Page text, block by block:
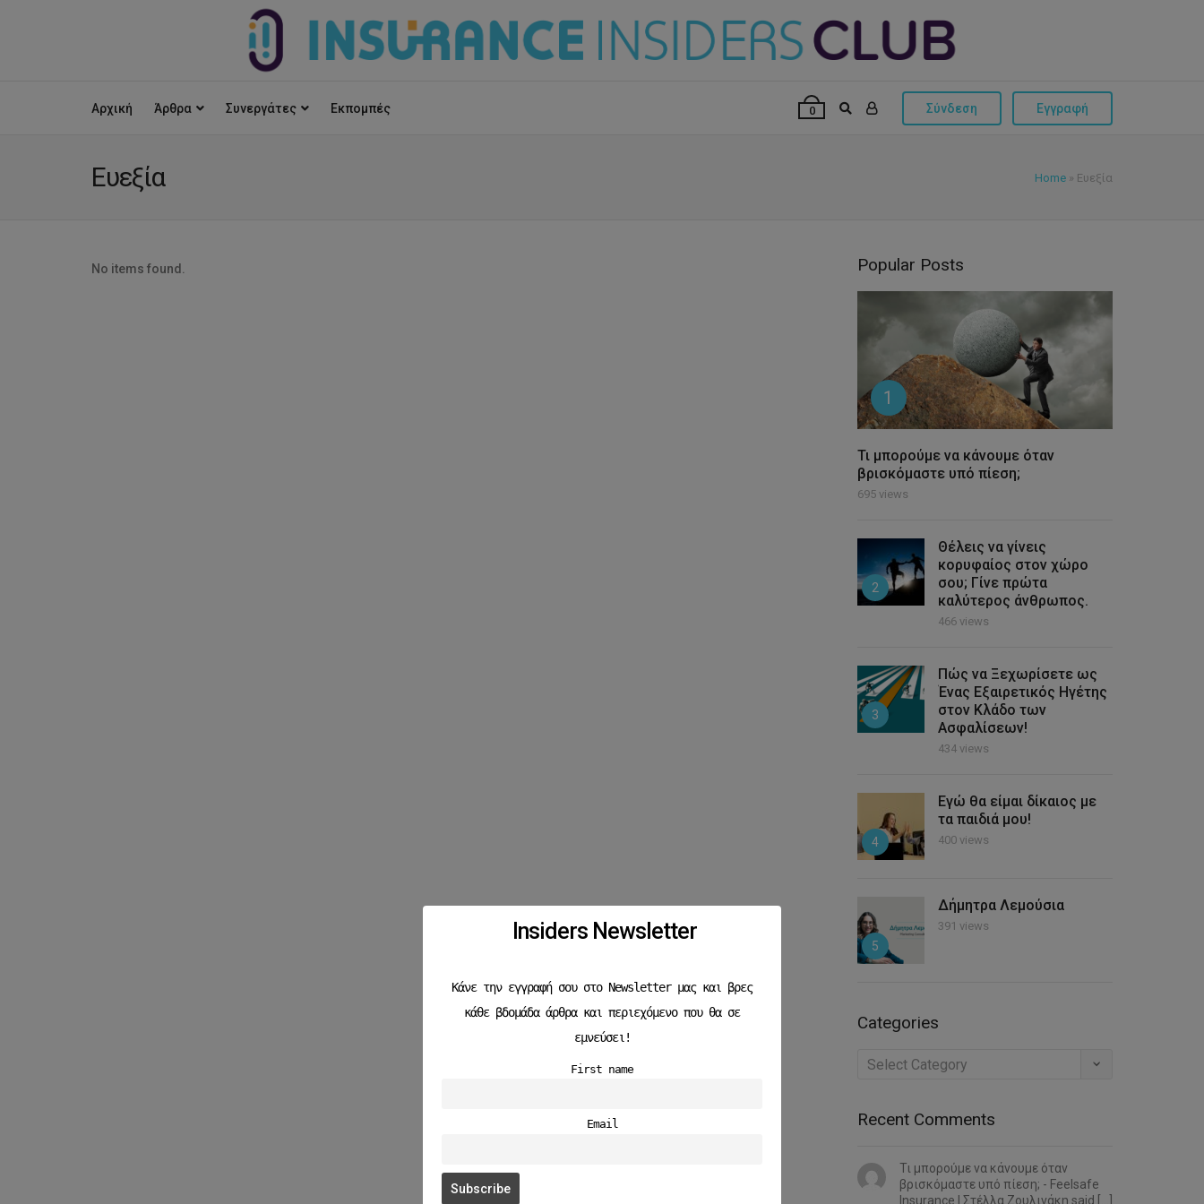
Αρχική Άρθρα Συνεργάτες Εκπομπές 0 Σύνδεση Εγγραφή
Home » Ευεξία
Ευεξία
No items found. Popular Posts
1
Τι μπορούμε να κάνουμε όταν
βρισκόμαστε υπό πίεση;
695 views
2
Θέλεις να γίνεις
κορυφαίος στον χώρο
σου; Γίνε πρώτα
καλύτερος άνθρωπος.
466 views
3
Πώς να Ξεχωρίσετε ως
Ένας Εξαιρετικός Ηγέτης
στον Κλάδο των
Ασφαλίσεων!
434 views
4
Εγώ θα είμαι δίκαιος με
τα παιδιά μου!
400 views
5
Δήμητρα Λεμούσια
391 views
Categories
Categories
Recent Comments
Τι μπορούμε να κάνουμε όταν
βρισκόμαστε υπό πίεση; - Feelsafe
Insurance | Στέλλα Ζουλινάκη said […]
Insiders Newsletter
Κάνε την εγγραφή σου στο Newsletter μας και βρες
κάθε βδομάδα άρθρα και περιεχόμενο που θα σε
εμνεύσει!
First name
Email